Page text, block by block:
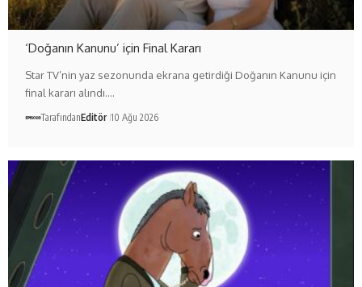
‘Doğanın Kanunu’ için Final Kararı
Star TV’nin yaz sezonunda ekrana getirdiği Doğanın Kanunu için
final kararı alındı.…
TarafındanEditör 10 Ağu 2026